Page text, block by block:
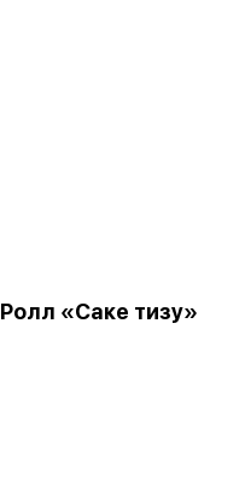
Ролл «Саке тизу»